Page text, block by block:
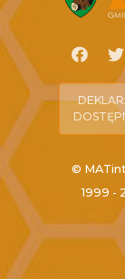
©
1999 -